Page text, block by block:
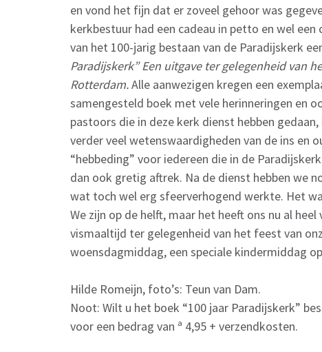
en vond het fijn dat er zoveel gehoor was
kerkbestuur had een cadeau in petto en wel
van het 100-jarig bestaan van de Paradijskerk
Paradijskerk” Een uitgave ter gelegenheid van
Rotterdam.Alle aanwezigen kregen een
samengesteld boek met vele herinneringen en
pastoors die in deze kerk dienst hebben
verder veel wetenswaardigheden van de ins en
“hebbeding” voor iedereen die in de
dan ook gretig aftrek. Na de dienst hebben we
wat toch wel erg sfeerverhogend werkte. Het
We zijn op de helft, maar het heeft ons nu al
vismaaltijd ter gelegenheid van het feest van
woensdagmiddag, een speciale kindermiddag
Hilde Romeijn, foto’s: Teun van Dam.
Noot: Wilt u het boek “100 jaar Paradijskerk”
voor een bedrag van ª 4,95 + verzendkosten.